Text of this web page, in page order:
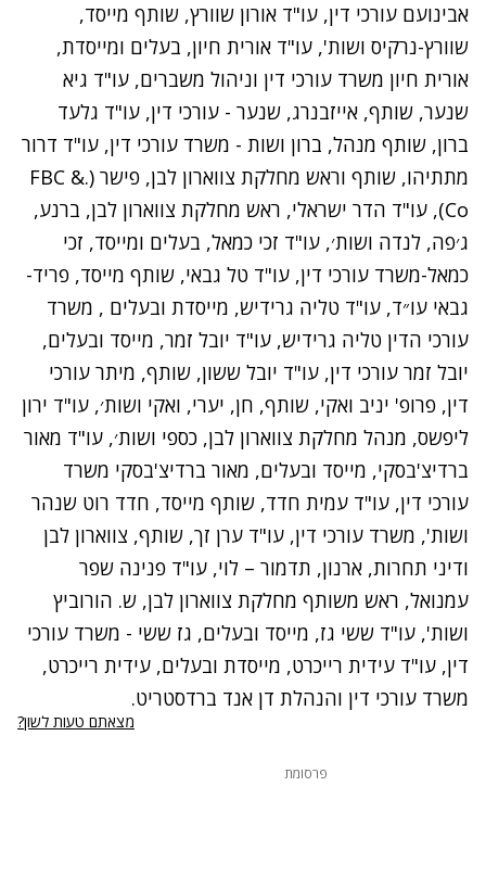
אבינועם עורכי דין, עו"ד אורון שוורץ, שותף מייסד,
שוורץ-נרקיס ושות', עו"ד אורית חיון, בעלים ומייסדת,
אורית חיון משרד עורכי דין וניהול משברים, עו"ד גיא
שנער, שותף, אייזבנרג, שנער - עורכי דין, עו"ד גלעד
ברון, שותף מנהל, ברון ושות - משרד עורכי דין, עו"ד דרור
מתתיהו, שותף וראש מחלקת צווארון לבן, פישר (.FBC &
Co), עו"ד הדר ישראלי, ראש מחלקת צווארון לבן, ברנע,
ג׳פה, לנדה ושות׳, עו"ד זכי כמאל, בעלים ומייסד, זכי
כמאל-משרד עורכי דין, עו"ד טל גבאי, שותף מייסד, פריד-
גבאי עו״ד, עו"ד טליה גרידיש, מייסדת ובעלים , משרד
עורכי הדין טליה גרידיש, עו"ד יובל זמר, מייסד ובעלים,
יובל זמר עורכי דין, עו"ד יובל ששון, שותף, מיתר עורכי
דין, פרופ' יניב ואקי, שותף, חן, יערי, ואקי ושות׳, עו"ד ירון
ליפשס, מנהל מחלקת צווארון לבן, כספי ושות׳, עו"ד מאור
ברדיצ'בסקי, מייסד ובעלים, מאור ברדיצ'בסקי משרד
עורכי דין, עו"ד עמית חדד, שותף מייסד, חדד רוט שנהר
ושות', משרד עורכי דין, עו"ד ערן זך, שותף, צווארון לבן
ודיני תחרות, ארנון, תדמור – לוי, עו"ד פנינה שפר
עמנואל, ראש משותף מחלקת צווארון לבן, ש. הורוביץ
ושות', עו"ד ששי גז, מייסד ובעלים, גז ששי - משרד עורכי
דין, עו"ד עידית רייכרט, מייסדת ובעלים, עידית רייכרט,
משרד עורכי דין והנהלת דן אנד ברדסטריט.
מצאתם טעות לשון?
פרסומת